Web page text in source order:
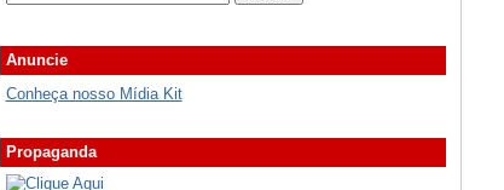
Anuncie
Conheça nosso Mídia Kit
Propaganda